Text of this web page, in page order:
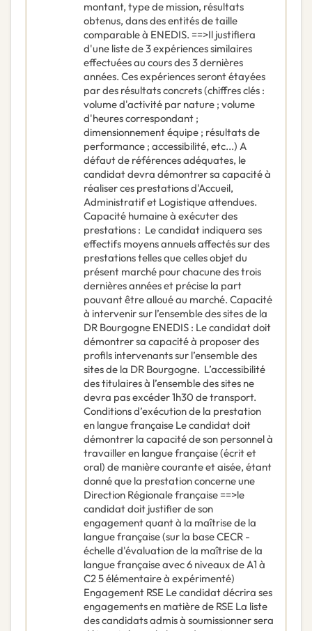
montant, type de mission, résultats
obtenus, dans des entités de taille
comparable à ENEDIS. ==>Il justifiera
d'une liste de 3 expériences similaires
effectuées au cours des 3 dernières
années. Ces expériences seront étayées
par des résultats concrets (chiffres clés :
volume d'activité par nature ; volume
d'heures correspondant ;
dimensionnement équipe ; résultats de
performance ; accessibilité, etc...) A
défaut de références adéquates, le
candidat devra démontrer sa capacité à
réaliser ces prestations d'Accueil,
Administratif et Logistique attendues.
Capacité humaine à exécuter des
prestations : Le candidat indiquera ses
effectifs moyens annuels affectés sur des
prestations telles que celles objet du
présent marché pour chacune des trois
dernières années et précise la part
pouvant être alloué au marché. Capacité
à intervenir sur l’ensemble des sites de la
DR Bourgogne ENEDIS : Le candidat doit
démontrer sa capacité à proposer des
profils intervenants sur l’ensemble des
sites de la DR Bourgogne. L’accessibilité
des titulaires à l’ensemble des sites ne
devra pas excéder 1h30 de transport.
Conditions d’exécution de la prestation
en langue française Le candidat doit
démontrer la capacité de son personnel à
travailler en langue française (écrit et
oral) de manière courante et aisée, étant
donné que la prestation concerne une
Direction Régionale française ==>le
candidat doit justifier de son
engagement quant à la maîtrise de la
langue française (sur la base CECR -
échelle d'évaluation de la maîtrise de la
langue française avec 6 niveaux de A1 à
C2 5 élémentaire à expérimenté)
Engagement RSE Le candidat décrira ses
engagements en matière de RSE La liste
des candidats admis à soumissionner sera